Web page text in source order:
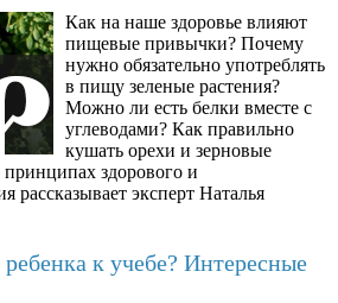
Как на наше здоровье влияют
пищевые привычки? Почему
нужно обязательно употреблять
в пищу зеленые растения?
Можно ли есть белки вместе с
углеводами? Как правильно
кушать орехи и зерновые
здорового и
рассказывает эксперт Наталья
к учебе? Интересные